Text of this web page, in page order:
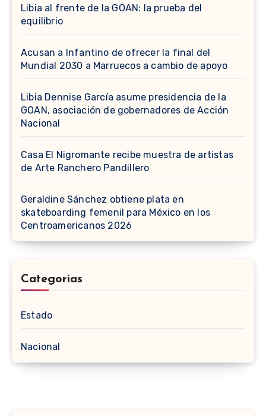
Libia al frente de la GOAN: la prueba del
equilibrio
Acusan a Infantino de ofrecer la final del
Mundial 2030 a Marruecos a cambio de apoyo
Libia Dennise García asume presidencia de la
GOAN, asociación de gobernadores de Acción
Nacional
Casa El Nigromante recibe muestra de artistas
de Arte Ranchero Pandillero
Geraldine Sánchez obtiene plata en
skateboarding femenil para México en los
Centroamericanos 2026
Categorias
Estado
Nacional